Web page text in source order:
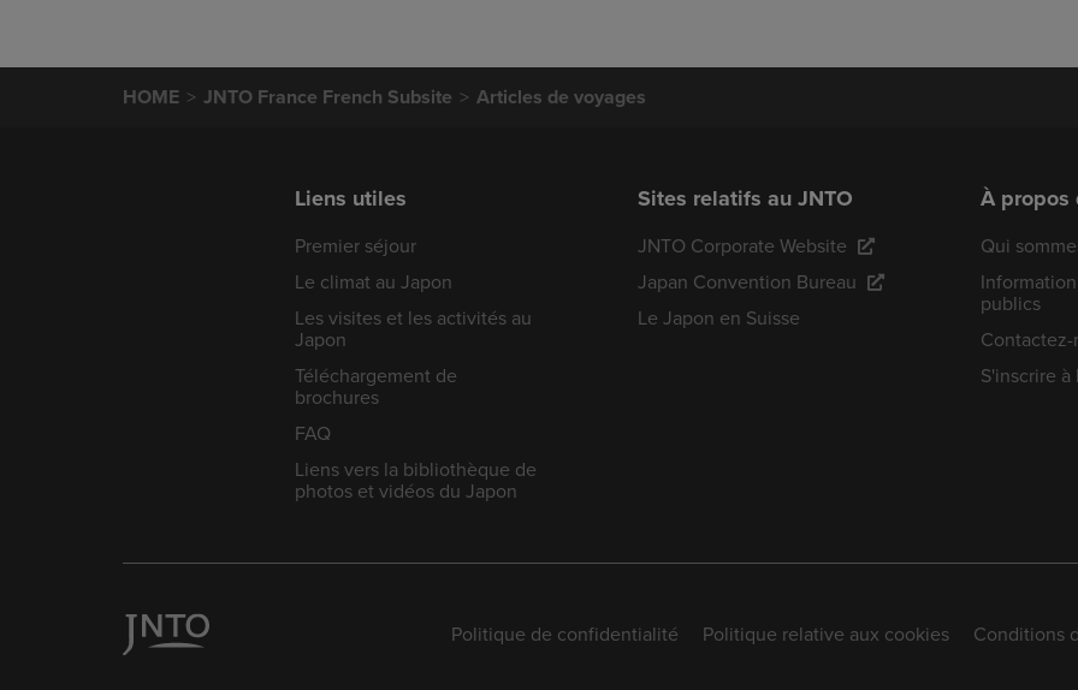
HOME JNTO France French Subsite Articles de voyages
Liens utiles
Premier séjour
Le climat au Japon
Les visites et les activités au
Japon
Téléchargement de
brochures
FAQ
Liens vers la bibliothèque de
photos et vidéos du Japon
Sites relatifs au JNTO
JNTO Corporate Website
Japan Convention Bureau
Le Japon en Suisse
À propos
Qui
publics
Contactez-
S'inscrire
Politique de confidentialité Politique relative aux cookies Conditions